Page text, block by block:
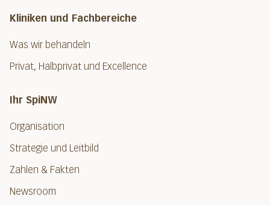
Kliniken und Fachbereiche
Was wir behandeln
Privat, Halbprivat und Excellence
Ihr SpiNW
Organisation
Strategie und Leitbild
Zahlen & Fakten
Newsroom